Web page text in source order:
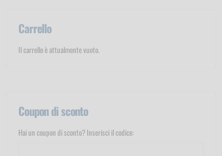
Carrello
Il carrello è attualmente vuoto.
Coupon di sconto
Hai un coupon di sconto? Inserisci il codice: